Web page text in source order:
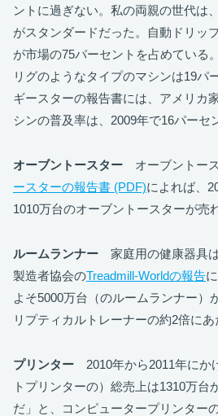
ントに過ぎない。私の両親の世代は
がスタンダードだった。自動ドリッ
が市場の75パーセントを占めている
リグのようなタイプのマシンは19パ
ギースターの報告書には、アメリカ
シンの普及率は、2009年で16パーセ
オーブントースター オーブントー
ースターの報告書 (PDF)によれば、
1010万台のオーブントースターが売
ルームランナー 家庭用の健康器具
製造者協会のTreadmill-Worldの報告
よそ5000万台（のルームランナー）
リプティカルトレーナーの約2倍にあ
プリンター 2010年から2011年にか
トプリンターの）総売上は1310万台
だ」と、コンピュータープリンター